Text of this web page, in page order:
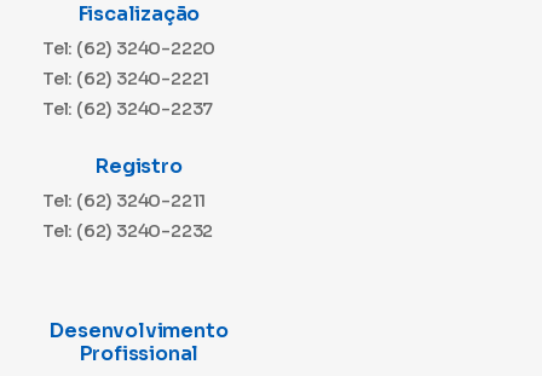
Fiscalização
Tel: (62) 3240-2220
Tel: (62) 3240-2221
Tel: (62) 3240-2237
Registro
Tel: (62) 3240-2211
Tel: (62) 3240-2232
Desenvolvimento
Profissional